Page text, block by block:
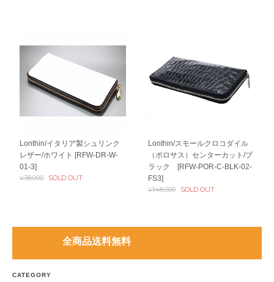
Lonthin/イタリア製シュリンク
レザー/ホワイト [RFW-DR-W-
01-3]
¥38,000 SOLD OUT
Lonthin/スモールクロコダイル
（ポロサス）センターカット/ブ
ラック [RFW-POR-C-BLK-02-
FS3]
¥148,000 SOLD OUT
全商品送料無料
CATEGORY